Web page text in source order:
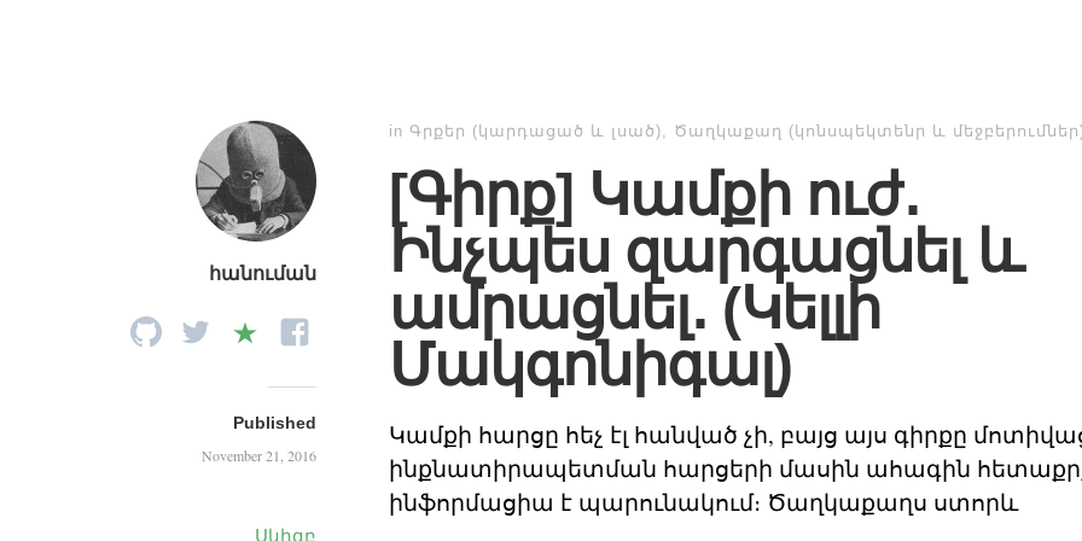
հանուման
Published
November 21, 2016
Սկիզբ
in Գրքեր (կարդացած և լսած), Ծաղկաքաղ (կոնսպեկտենր և
[Գիրք] Կամքի ուժ․
Ինչպես զարգացնել և
ամրացնել․ (Կելլի
Մակգոնիգալ)
Կամքի հարցը հեչ էլ հանված չի, բայց այս գիրքը
ինքնատիրապետման հարցերի մասին ահագին
ինֆորմացիա է պարունակում։ Ծաղկաքաղս ստորև